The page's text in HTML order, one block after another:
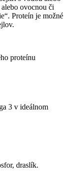
ovocnou či
Proteín je možné
proteínu
3 v ideálnom
draslík.